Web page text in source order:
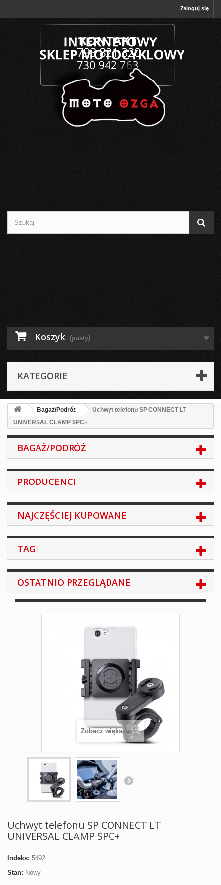
Zaloguj się
Koszyk (pusty)
KATEGORIE
Bagaż/Podróż
Uchwyt telefonu SP CONNECT LT
UNIVERSAL CLAMP SPC+
BAGAŻ/PODRÓŻ
PRODUCENCI
NAJCZĘŚCIEJ KUPOWANE
TAGI
OSTATNIO PRZEGLĄDANE
Zobacz większe
Uchwyt telefonu SP CONNECT LT
UNIVERSAL CLAMP SPC+
Indeks: 5492
Stan: Nowy